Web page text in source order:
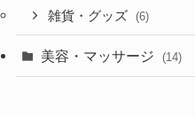
雑貨・グッズ (6)
美容・マッサージ (14)